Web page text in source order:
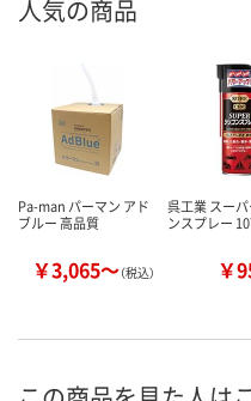
人気の商品
Pa-man パーマン アド
ブルー 高品質
￥3,065～（税込）
呉工業 スー
ンスプレー
￥